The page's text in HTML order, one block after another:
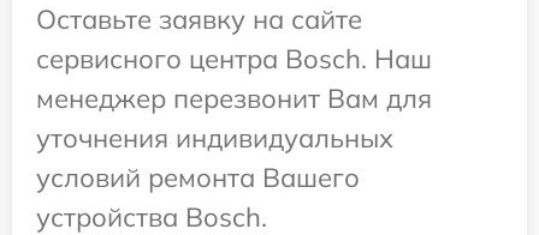
Оставьте заявку на сайте
сервисного центра Bosch. Наш
менеджер перезвонит Вам для
уточнения индивидуальных
условий ремонта Вашего
устройства Bosch.